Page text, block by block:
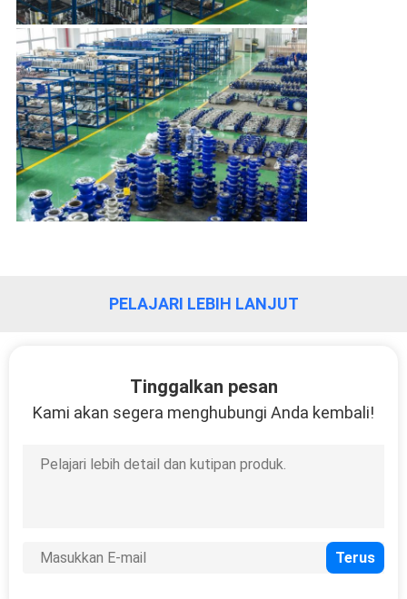
PELAJARI LEBIH LANJUT
Tinggalkan pesan
Kami akan segera menghubungi Anda kembali!